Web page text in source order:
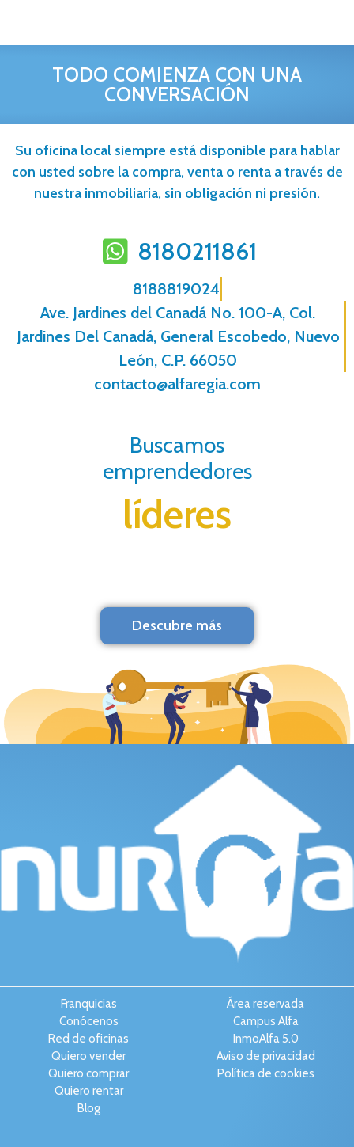
TODO COMIENZA CON UNA
CONVERSACIÓN
Su oficina local siempre está disponible para hablar
con usted sobre la compra, venta o renta a través de
nuestra inmobiliaria, sin obligación ni presión.
8180211861
8188819024
Ave. Jardines del Canadá No. 100-A, Col.
Jardines Del Canadá, General Escobedo, Nuevo
León, C.P. 66050
contacto@alfaregia.com
Buscamos
emprendedores
líderes
Descubre más
Franquicias
Conócenos
Red de oficinas
Quiero vender
Quiero comprar
Quiero rentar
Blog
Área reservada
Campus Alfa
InmoAlfa 5.0
Aviso de privacidad
Política de cookies